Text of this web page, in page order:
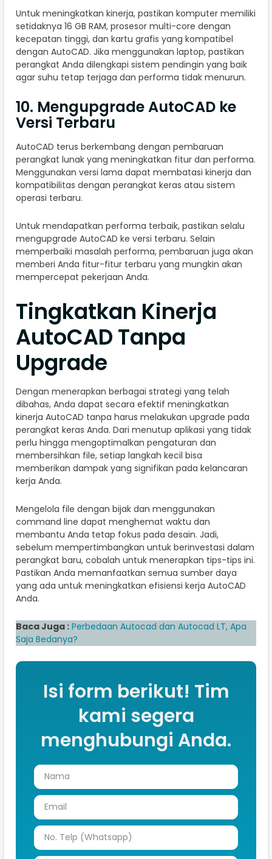
Untuk meningkatkan kinerja, pastikan komputer memiliki
setidaknya 16 GB RAM, prosesor multi-core dengan
kecepatan tinggi, dan kartu grafis yang kompatibel
dengan AutoCAD. Jika menggunakan laptop, pastikan
perangkat Anda dilengkapi sistem pendingin yang baik
agar suhu tetap terjaga dan performa tidak menurun.
10. Mengupgrade AutoCAD ke
Versi Terbaru
AutoCAD terus berkembang dengan pembaruan
perangkat lunak yang meningkatkan fitur dan performa.
Menggunakan versi lama dapat membatasi kinerja dan
kompatibilitas dengan perangkat keras atau sistem
operasi terbaru.
Untuk mendapatkan performa terbaik, pastikan selalu
mengupgrade AutoCAD ke versi terbaru. Selain
memperbaiki masalah performa, pembaruan juga akan
memberi Anda fitur-fitur terbaru yang mungkin akan
mempercepat pekerjaan Anda.
Tingkatkan Kinerja
AutoCAD Tanpa
Upgrade
Dengan menerapkan berbagai strategi yang telah
dibahas, Anda dapat secara efektif meningkatkan
kinerja AutoCAD tanpa harus melakukan upgrade pada
perangkat keras Anda. Dari menutup aplikasi yang tidak
perlu hingga mengoptimalkan pengaturan dan
membersihkan file, setiap langkah kecil bisa
memberikan dampak yang signifikan pada kelancaran
kerja Anda.
Mengelola file dengan bijak dan menggunakan
command line dapat menghemat waktu dan
membantu Anda tetap fokus pada desain. Jadi,
sebelum mempertimbangkan untuk berinvestasi dalam
perangkat baru, cobalah untuk menerapkan tips-tips ini.
Pastikan Anda memanfaatkan semua sumber daya
yang ada untuk meningkatkan efisiensi kerja AutoCAD
Anda.
Baca Juga : Perbedaan Autocad dan Autocad LT​, Apa
Saja Bedanya?
Isi form berikut! Tim
kami segera
menghubungi Anda.